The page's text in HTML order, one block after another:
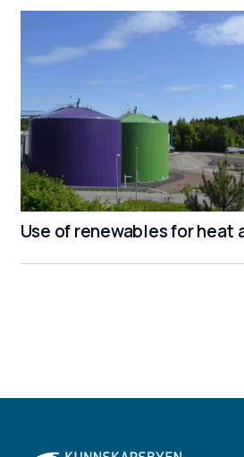
Use of renewables for